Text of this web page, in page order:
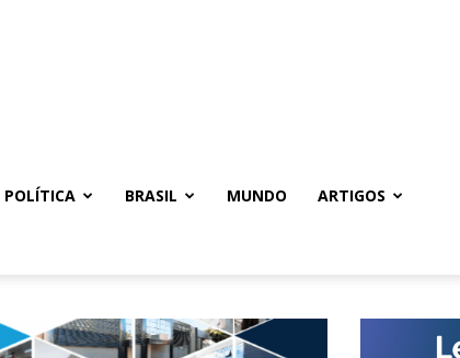
POLÍTICA BRASIL MUNDO ARTIGOS